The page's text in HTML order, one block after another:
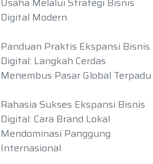
Digital Modern
Panduan Praktis Ekspansi Bisnis
Digital: Langkah Cerdas
Menembus Pasar Global Terpadu
Rahasia Sukses Ekspansi Bisnis
Digital: Cara Brand Lokal
Mendominasi Panggung
Internasional